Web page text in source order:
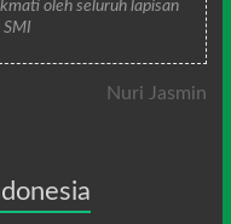
oleh seluruh lapisan
SMI
Nuri Jasmin